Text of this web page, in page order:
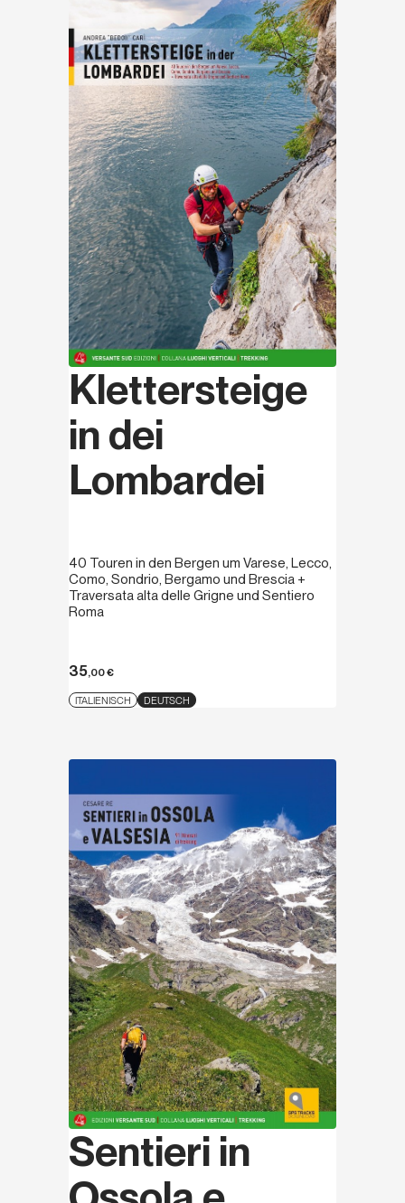
Entdecken
Klettersteige
in dei
Lombardei
40 Touren in den Bergen um Varese, Lecco,
Como, Sondrio, Bergamo und Brescia +
Traversata alta delle Grigne und Sentiero
Roma
35,00€
ITALIENISCH DEUTSCH
Sentieri in